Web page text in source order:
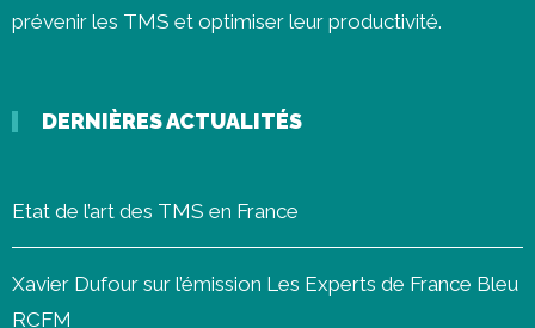
prévenir les TMS et optimiser leur productivité.
DERNIÈRES ACTUALITÉS
Etat de l’art des TMS en France
Xavier Dufour sur l’émission Les Experts de France Bleu
RCFM